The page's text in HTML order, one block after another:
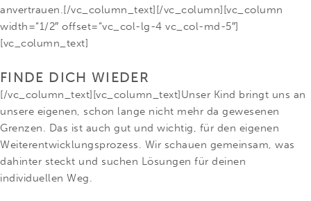
anvertrauen.[/vc_column_text][/vc_column][vc_column
width=“1/2″ offset=“vc_col-lg-4 vc_col-md-5″]
[vc_column_text]
FINDE DICH WIEDER
[/vc_column_text][vc_column_text]Unser Kind bringt uns an
unsere eigenen, schon lange nicht mehr da gewesenen
Grenzen. Das ist auch gut und wichtig, für den eigenen
Weiterentwicklungsprozess. Wir schauen gemeinsam, was
dahinter steckt und suchen Lösungen für deinen
individuellen Weg.